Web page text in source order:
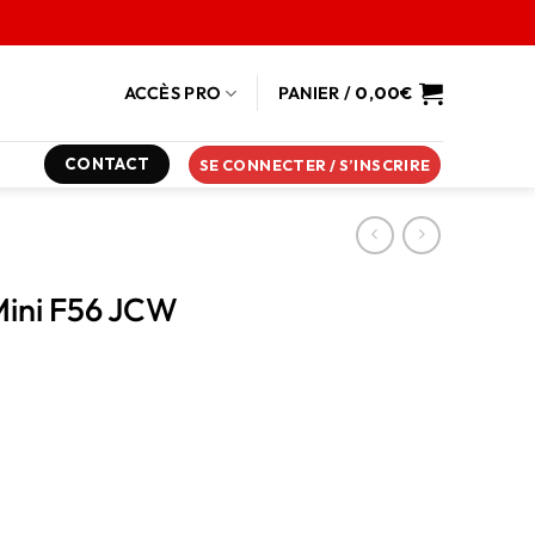
ACCÈS PRO PANIER / 0,00€
CONTACT SE CONNECTER / S’INSCRIRE
F56 JCW